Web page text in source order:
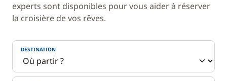
experts sont disponibles pour vous aider à réserver
la croisière de vos rêves.
DESTINATION